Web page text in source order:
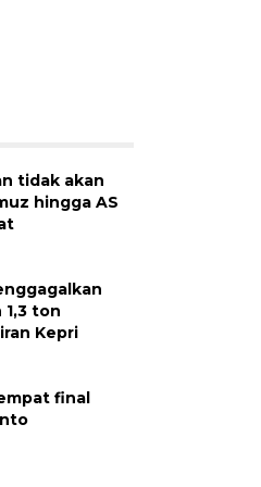
tidak akan
hingga AS
ton
Kepri
final